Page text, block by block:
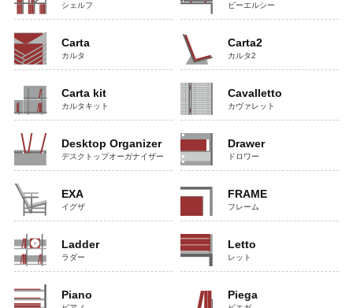
シェルフ ビーエルシー
Carta
カルタ
Carta2
カルタ2
Carta kit
カルタキット
Cavalletto
カヴァレット
Desktop Organizer
デスクトップオーガナイザー
Drawer
ドロワー
EXA
イグザ
FRAME
フレーム
Ladder
ラダー
Letto
レット
Piano Piega